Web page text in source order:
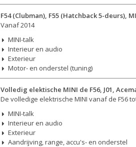
F54 (Clubman), F55 (Hatchback 5-deurs),
Vanaf 2014
MINI-talk
Interieur en audio
Exterieur
Motor- en onderstel (tuning)
Volledig elektische MINI de F56, J01,
De volledige elektrische MINI vanaf de F56 tot
MINI-talk
Interieur en audio
Exterieur
Aandrijving, range, accu's- en onderstel